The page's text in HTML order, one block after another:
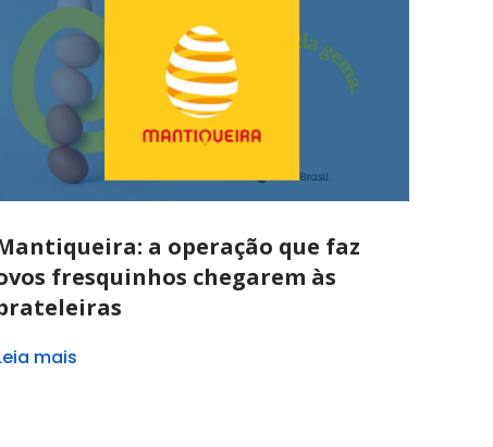
a operação que faz
fresquinhos chegarem às
mais